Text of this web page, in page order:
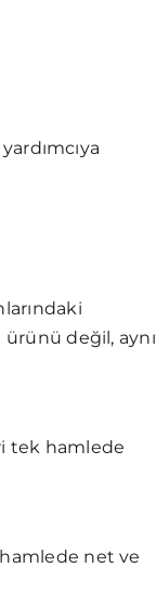
ürünü değil, aynı
tek hamlede
net ve